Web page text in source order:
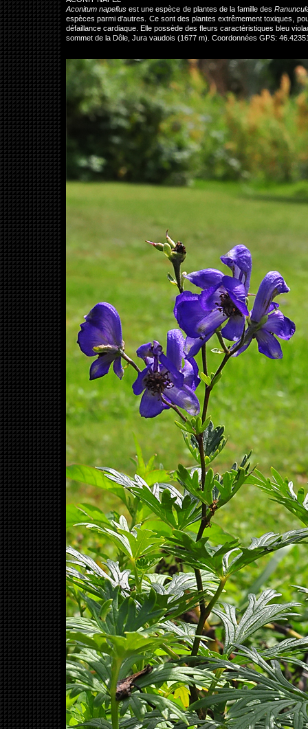
Aconitum napellus est une espèce de plantes de la famille des
espèces parmi d'autres. Ce sont des plantes extrêmement toxiques,
défaillance cardiaque. Elle possède des fleurs caractéristiques bleu
sommet de la Dôle, Jura vaudois (1677 m). Coordonnées GPS: